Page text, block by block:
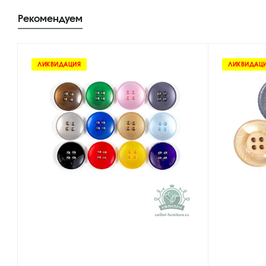
Рекомендуем
ЛИКВИДАЦИЯ